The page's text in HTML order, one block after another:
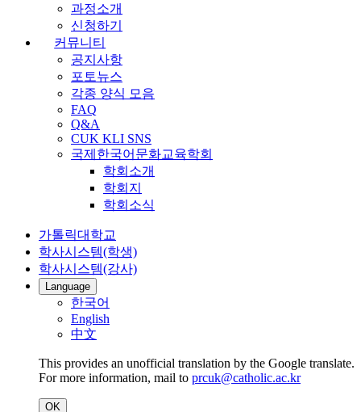
과정소개
신청하기
커뮤니티
공지사항
포토뉴스
각종 양식 모음
FAQ
Q&A
CUK KLI SNS
국제한국어문화교육학회
학회소개
학회지
학회소식
가톨릭대학교
학사시스템(학생)
학사시스템(강사)
Language
한국어
English
中文
This provides an unofficial translation by the Google translate.
For more information, mail to prcuk@catholic.ac.kr
OK